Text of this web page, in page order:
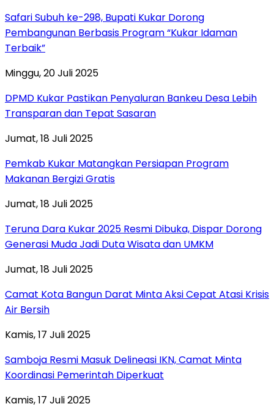
Safari Subuh ke-298, Bupati Kukar Dorong
Pembangunan Berbasis Program “Kukar Idaman
Terbaik”
Minggu, 20 Juli 2025
DPMD Kukar Pastikan Penyaluran Bankeu Desa Lebih
Transparan dan Tepat Sasaran
Jumat, 18 Juli 2025
Pemkab Kukar Matangkan Persiapan Program
Makanan Bergizi Gratis
Jumat, 18 Juli 2025
Teruna Dara Kukar 2025 Resmi Dibuka, Dispar Dorong
Generasi Muda Jadi Duta Wisata dan UMKM
Jumat, 18 Juli 2025
Camat Kota Bangun Darat Minta Aksi Cepat Atasi Krisis
Air Bersih
Kamis, 17 Juli 2025
Samboja Resmi Masuk Delineasi IKN, Camat Minta
Koordinasi Pemerintah Diperkuat
Kamis, 17 Juli 2025